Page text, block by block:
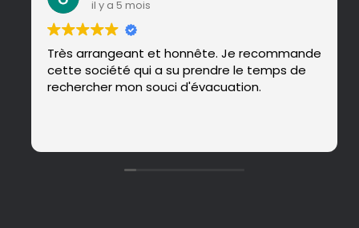
il y a 5 mois
Très arrangeant et honnête. Je recommande
cette société qui a su prendre le temps de
rechercher mon souci d'évacuation.